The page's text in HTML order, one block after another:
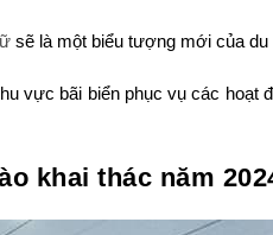
sẽ là một biểu tượng mới của du
vực bãi biển phục vụ các hoạt
khai thác năm